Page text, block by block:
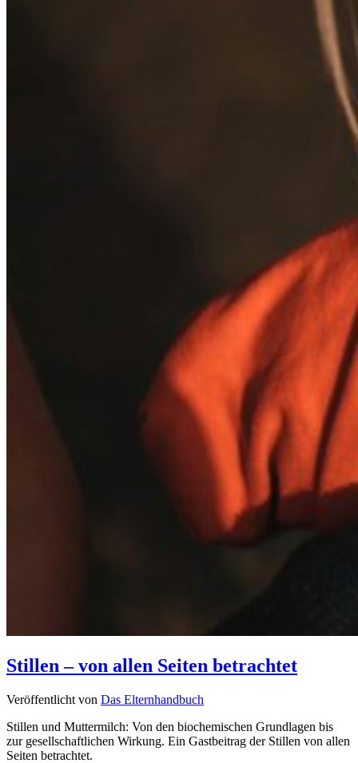
Stillen – von allen Seiten betrachtet
Veröffentlicht von Das Elternhandbuch
Stillen und Muttermilch: Von den biochemischen Grundlagen bis
zur gesellschaftlichen Wirkung. Ein Gastbeitrag der Stillen von allen
Seiten betrachtet.